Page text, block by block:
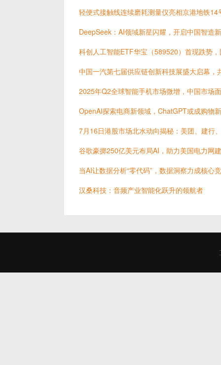
轻便式接触线连续磨耗测量仪亮相京港地铁14
DeepSeek：AI领域新星闪耀，开启中国智造
科创人工智能ETF华宝（589520）首现跌势
中国一汽第七届供应链创新科技展盛大启幕，
2025年Q2全球智能手机市场微增，中国市场
OpenAI探索电商新领域，ChatGPT或成购物
7月16日港股市场北水动向揭秘：美团、建行
谷歌豪掷250亿美元布局AI，助力美国电力网
当AI让数据分析“零代码”，数据洞察力成核心
汉桑科技：音频产业智能化跃升的领航者